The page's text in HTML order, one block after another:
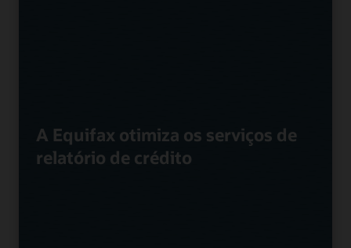
A Equifax otimiza os serviços de
relatório de crédito